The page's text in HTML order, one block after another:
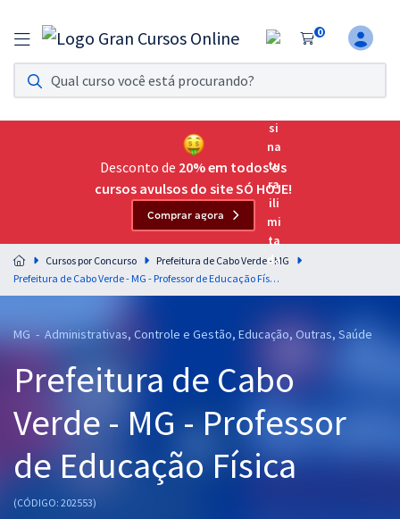
0
Assinatura Ilimitada 11
Acesso a todos os cursos. Teste grátis por 7 dias!
Assinatura OAB Até Passar
Acesso ilimitado a toda preparação para o Exame da
Residências Multiprofissionais
Preparação completa e intensiva para as principais
residências em saúde do Brasil
Cursos 20% OFF
Pós
Graduação
OAB
Desconto de 20% em todos os
cursos avulsos do site SÓ HOJE!
Comprar agora
Cursos por Concurso
Prefeitura de Cabo Verde - MG
Prefeitura de Cabo Verde - MG - Professor de Educação Física
MG - Administrativas, Controle e Gestão, Educação, Outras, Saúde
Prefeitura de Cabo
Verde - MG - Professor
de Educação Física
(CÓDIGO: 202553)